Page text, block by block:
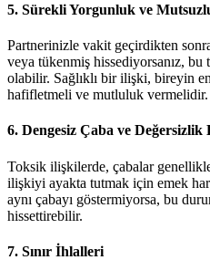
5. Sürekli Yorgunluk ve
Partnerinizle vakit geçirdikten
veya tükenmiş hissediyorsanız,
olabilir. Sağlıklı bir ilişki, bireyin
hafifletmeli ve mutluluk vermelidir.
6. Dengesiz Çaba ve Değersizlik
Toksik ilişkilerde, çabalar
ilişkiyi ayakta tutmak için emek
aynı çabayı göstermiyorsa, bu
hissettirebilir.
7. Sınır İhlalleri